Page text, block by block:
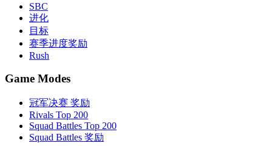
SBC
进化
目标
赛季进度奖励
Rush
Game Modes
冠军决赛 奖励
Rivals Top 200
Squad Battles Top 200
Squad Battles 奖励